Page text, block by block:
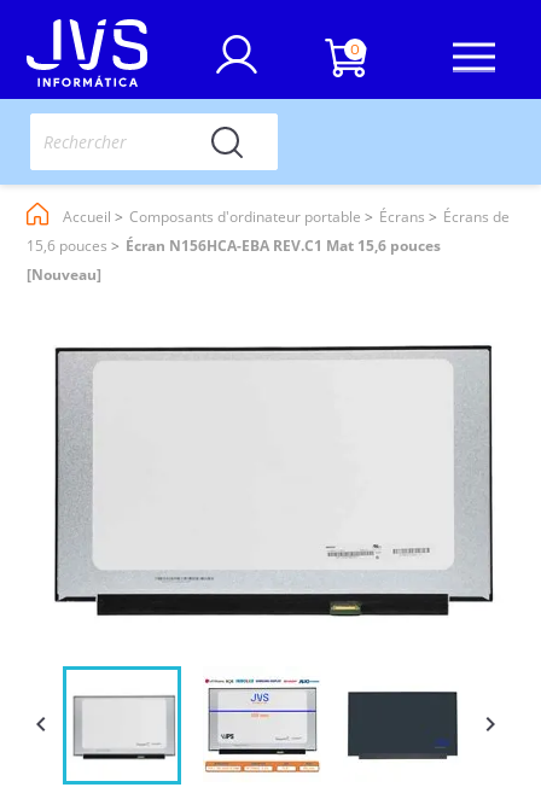
0
Accueil Composants d'ordinateur portable Écrans
Écrans de
15,6 pouces
Écran N156HCA-EBA REV.C1 Mat 15,6 pouces
[Nouveau]
 